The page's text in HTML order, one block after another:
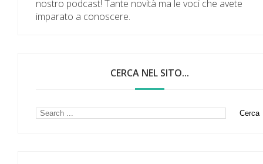
nostro podcast! Tante novità ma le voci che avete
imparato a conoscere.
CERCA NEL SITO...